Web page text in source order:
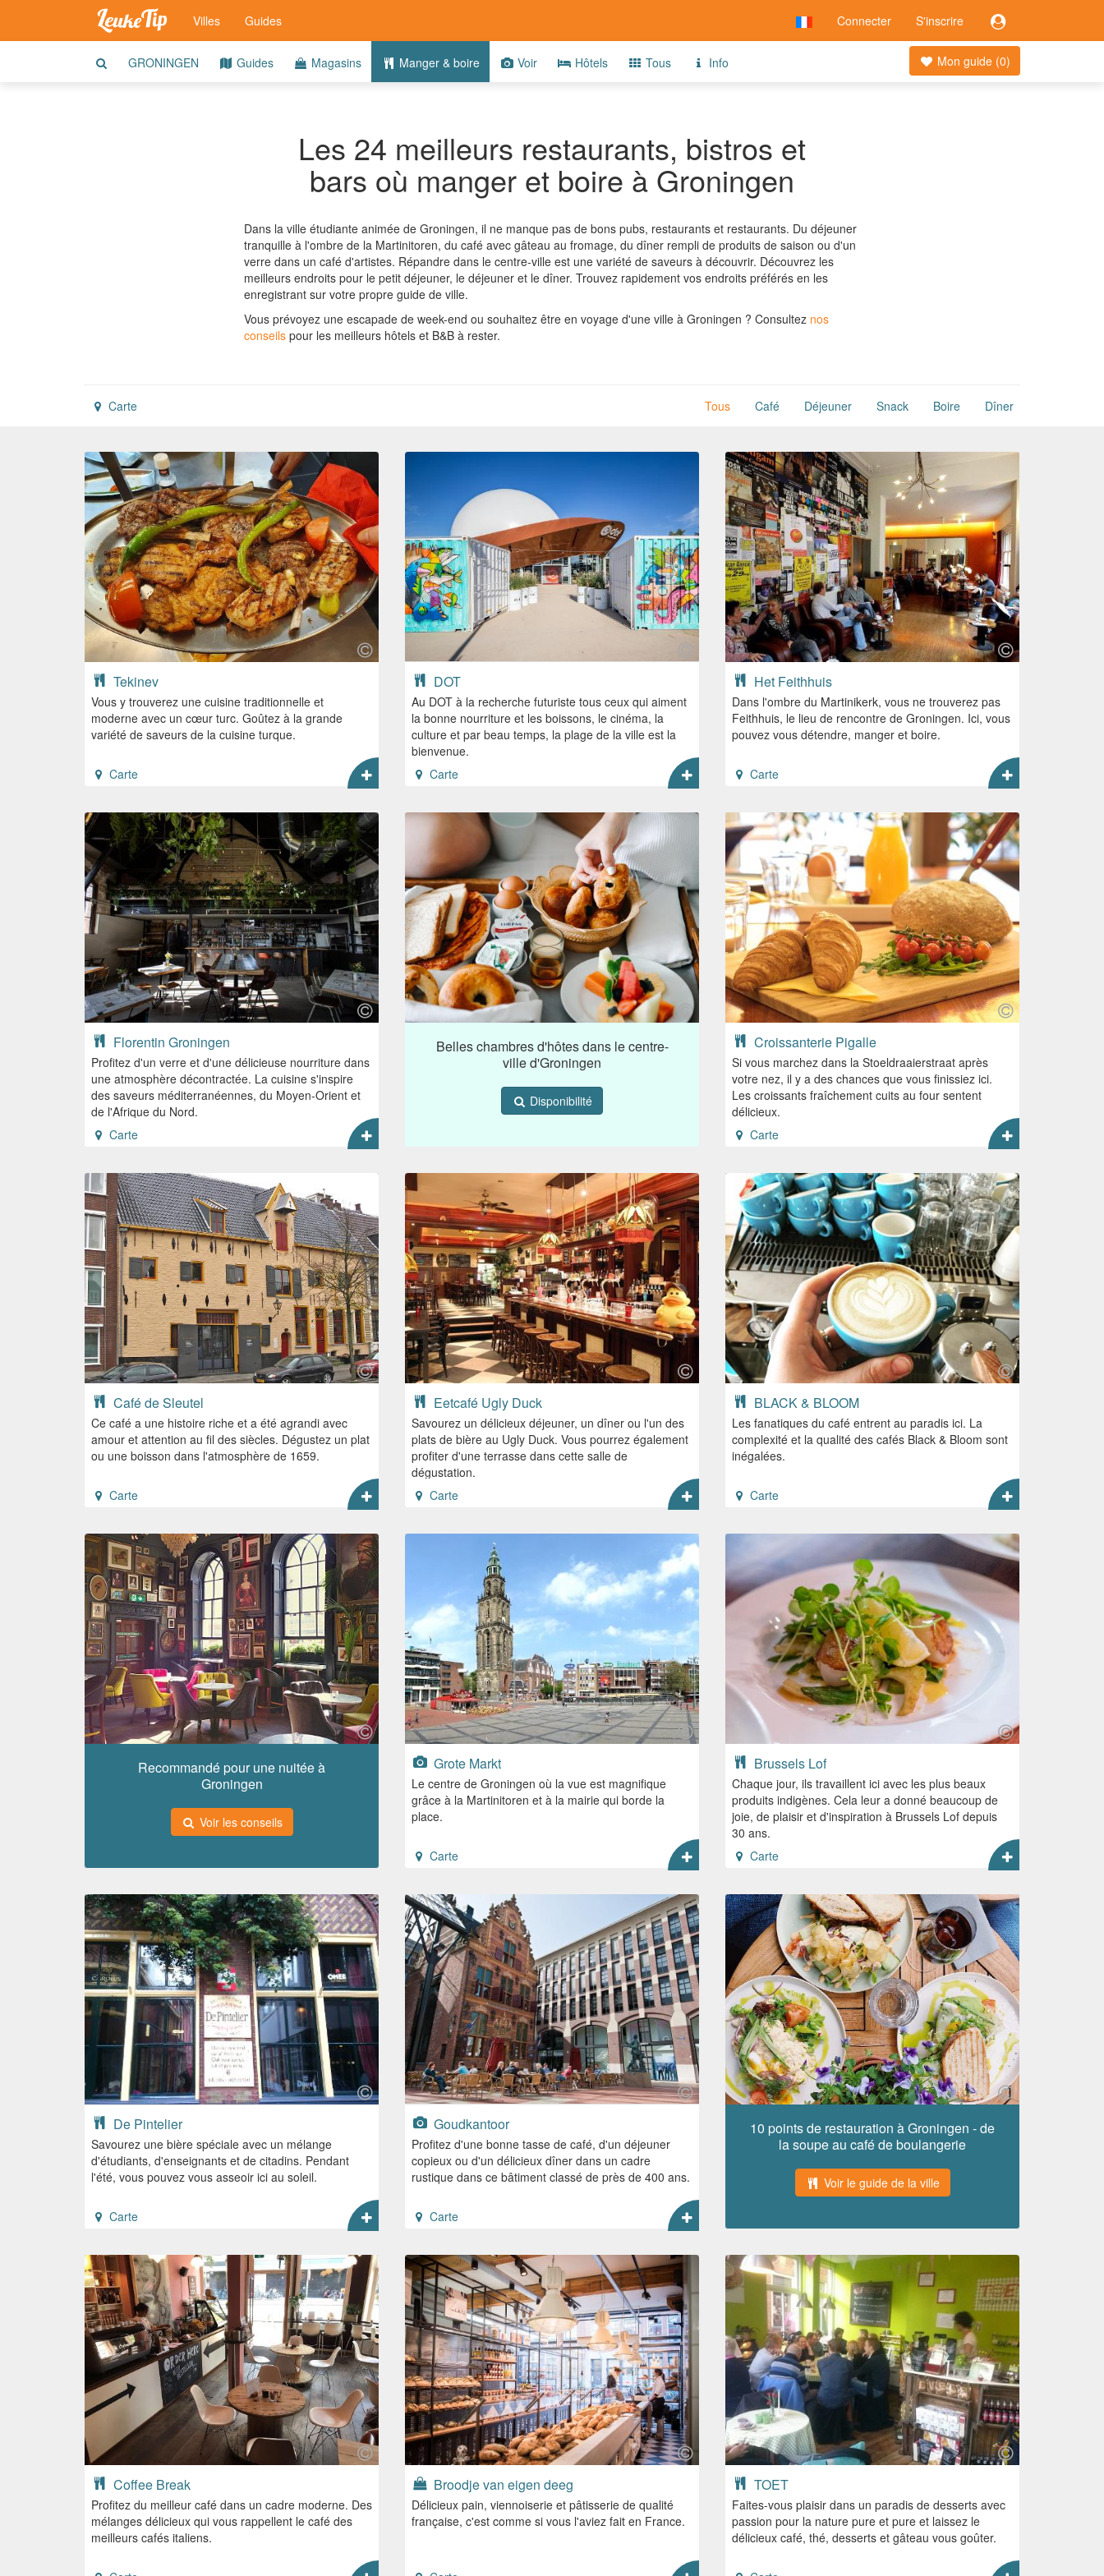
Connecter S'inscrire
Villes Guides
Mon guide (0)
GRONINGEN Guides Magasins Manger & boire Voir Hôtels Tous Info
Les 24 meilleurs restaurants, bistros et
bars où manger et boire à Groningen
Dans la ville étudiante animée de Groningen, il ne manque pas de bons pubs, restaurants et restaurants. Du déjeuner
tranquille à l'ombre de la Martinitoren, du café avec gâteau au fromage, du dîner rempli de produits de saison ou d'un
verre dans un café d'artistes. Répandre dans le centre-ville est une variété de saveurs à découvrir. Découvrez les
meilleurs endroits pour le petit déjeuner, le déjeuner et le dîner. Trouvez rapidement vos endroits préférés en les
enregistrant sur votre propre guide de ville.
Vous prévoyez une escapade de week-end ou souhaitez être en voyage d'une ville à Groningen ? Consultez nos
conseils pour les meilleurs hôtels et B&B à rester.
Tous Café Déjeuner Snack Boire Dîner
Carte
Tekinev
Vous y trouverez une cuisine traditionnelle et
moderne avec un cœur turc. Goûtez à la grande
variété de saveurs de la cuisine turque.
Carte
DOT
Au DOT à la recherche futuriste tous ceux qui aiment
la bonne nourriture et les boissons, le cinéma, la
culture et par beau temps, la plage de la ville est la
bienvenue.
Carte
Het Feithhuis
Dans l'ombre du Martinikerk, vous ne trouverez pas
Feithhuis, le lieu de rencontre de Groningen. Ici, vous
pouvez vous détendre, manger et boire.
Carte
Florentin Groningen
Profitez d'un verre et d'une délicieuse nourriture dans
une atmosphère décontractée. La cuisine s'inspire
des saveurs méditerranéennes, du Moyen-Orient et
de l'Afrique du Nord.
Carte
Belles chambres d'hôtes dans le centre-
ville d'Groningen
Disponibilité
Croissanterie Pigalle
Si vous marchez dans la Stoeldraaierstraat après
votre nez, il y a des chances que vous finissiez ici.
Les croissants fraîchement cuits au four sentent
délicieux.
Carte
Café de Sleutel
Ce café a une histoire riche et a été agrandi avec
amour et attention au fil des siècles. Dégustez un plat
ou une boisson dans l'atmosphère de 1659.
Carte
Eetcafé Ugly Duck
Savourez un délicieux déjeuner, un dîner ou l'un des
plats de bière au Ugly Duck. Vous pourrez également
profiter d'une terrasse dans cette salle de
dégustation.
Carte
BLACK & BLOOM
Les fanatiques du café entrent au paradis ici. La
complexité et la qualité des cafés Black & Bloom sont
inégalées.
Carte
Recommandé pour une nuitée à
Groningen
Voir les conseils
Grote Markt
Le centre de Groningen où la vue est magnifique
grâce à la Martinitoren et à la mairie qui borde la
place.
Carte
Brussels Lof
Chaque jour, ils travaillent ici avec les plus beaux
produits indigènes. Cela leur a donné beaucoup de
joie, de plaisir et d'inspiration à Brussels Lof depuis
30 ans.
Carte
De Pintelier
Savourez une bière spéciale avec un mélange
d'étudiants, d'enseignants et de citadins. Pendant
l'été, vous pouvez vous asseoir ici au soleil.
Carte
Goudkantoor
Profitez d'une bonne tasse de café, d'un déjeuner
copieux ou d'un délicieux dîner dans un cadre
rustique dans ce bâtiment classé de près de 400 ans.
Carte
10 points de restauration à Groningen - de
la soupe au café de boulangerie
Voir le guide de la ville
Coffee Break
Profitez du meilleur café dans un cadre moderne. Des
mélanges délicieux qui vous rappellent le café des
meilleurs cafés italiens.
Broodje van eigen deeg
Délicieux pain, viennoiserie et pâtisserie de qualité
française, c'est comme si vous l'aviez fait en France.
TOET
Faites-vous plaisir dans un paradis de desserts avec
passion pour la nature pure et pure et laissez le
délicieux café, thé, desserts et gâteau vous goûter.